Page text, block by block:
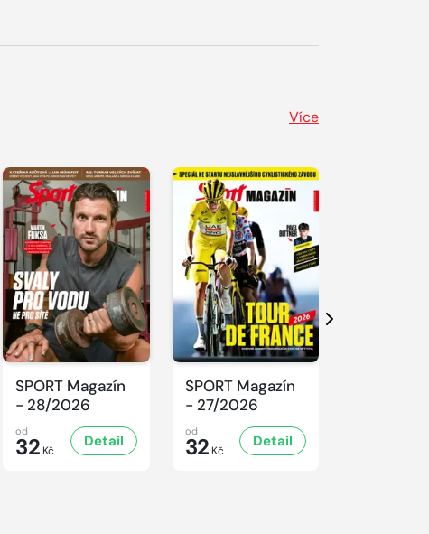
Více
SPORT Magazín
- 28/2026
od
32 Kč
Detail
SPORT Magazín
- 27/2026
od
32 Kč
Detail
Další